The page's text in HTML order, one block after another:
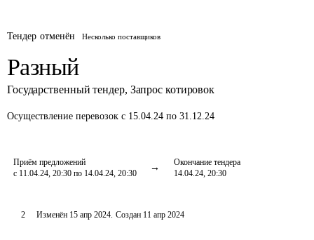
Тендер отменён Несколько поставщиков
Разный
Государственный тендер, Запрос котировок
Осуществление перевозок с 15.04.24 по 31.12.24
Приём предложений
с 11.04.24, 20:30 по 14.04.24, 20:30
Окончание тендера
14.04.24, 20:30
2 Изменён 15 апр 2024. Создан 11 апр 2024